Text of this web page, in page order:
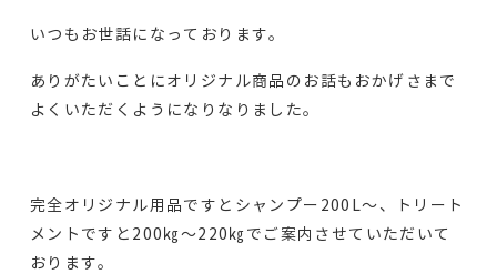
いつもお世話になっております。
ありがたいことにオリジナル商品のお話もおかげさまで
よくいただくようになりなりました。
完全オリジナル用品ですとシャンプー200L～、トリート
メントですと200㎏～220㎏でご案内させていただいて
おります。